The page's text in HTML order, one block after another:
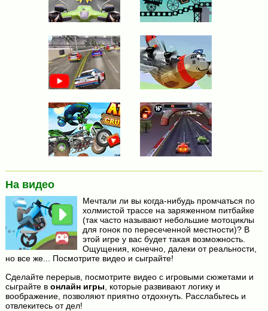
На видео
Мечтали ли вы когда-нибудь промчаться по
холмистой трассе на заряженном питбайке
(так часто называют небольшие мотоциклы
для гонок по пересеченной местности)? В
этой игре у вас будет такая возможность.
Ощущения, конечно, далеки от реальности,
но все же... Посмотрите видео и сыграйте!
Сделайте перерыв, посмотрите видео с игровыми сюжетами и
сыграйте в онлайн игры , которые развивают логику и
воображение, позволяют приятно отдохнуть. Расслабьтесь и
отвлекитесь от дел!